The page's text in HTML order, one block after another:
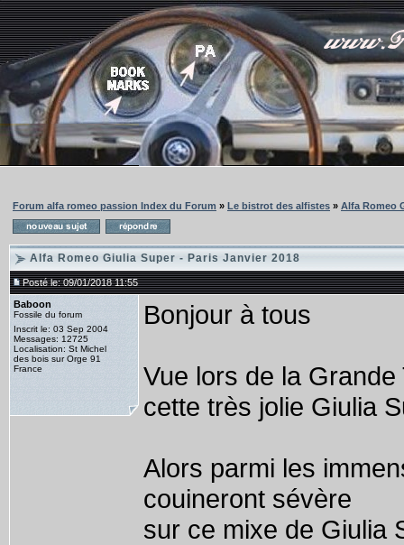
Forum alfa romeo passion Index du Forum » Le bistrot des alfistes » Alfa Romeo
Alfa Romeo Giulia Super - Paris Janvier 2018
Posté le: 09/01/2018 11:55
Baboon
Fossile du forum
Inscrit le: 03 Sep 2004
Messages: 12725
Localisation: St Michel
des bois sur Orge 91
France
Bonjour à tous
Vue lors de la
cette très jolie Giulia
Alors parmi les
couineront sévère
sur ce mixe de Giulia